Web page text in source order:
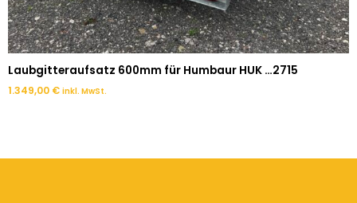
Laubgitteraufsatz 600mm für Humbaur HUK …2715
1.349,00 € inkl. MwSt.